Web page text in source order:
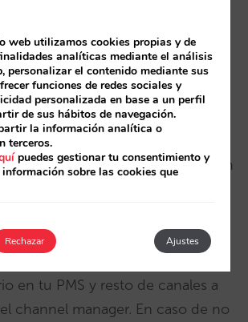
contrario, es decir, que el cliente
efectivo el pago o garantía en el
le has dado, la reserva se
automáticamente.
de los casos, enviaremos un
al cliente como al hotel, para
en tu PMS y resto de canales a
channel manager. En caso de no
web utilizamos cookies propias y de
analíticas mediante el análisis
personalizar el contenido mediante sus
funciones de redes sociales y
personalizada en base a un perfil
de sus hábitos de navegación.
la información analítica o
terceros.
puedes gestionar tu consentimiento y
sobre las cookies que
Ajustes
Rechazar